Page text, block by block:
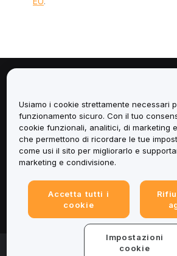
Servizi
Assistenza
Informazioni legali
© 2025-2026 Bybit.eu. All rights
Usiamo i cookie strettamente necessari
funzionamento sicuro. Con il tuo
cookie funzionali, analitici, di marketing
che permettono di ricordare le tue
come usi il sito per migliorarlo e
marketing e condivisione.
Accetta tutti i
cookie
Impostazioni
cookie